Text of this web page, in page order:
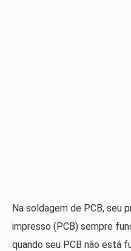
Na soldagem de PCB, seu
impresso (PCB) sempre
quando seu PCB não está